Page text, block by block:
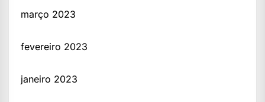
março 2023
fevereiro 2023
janeiro 2023